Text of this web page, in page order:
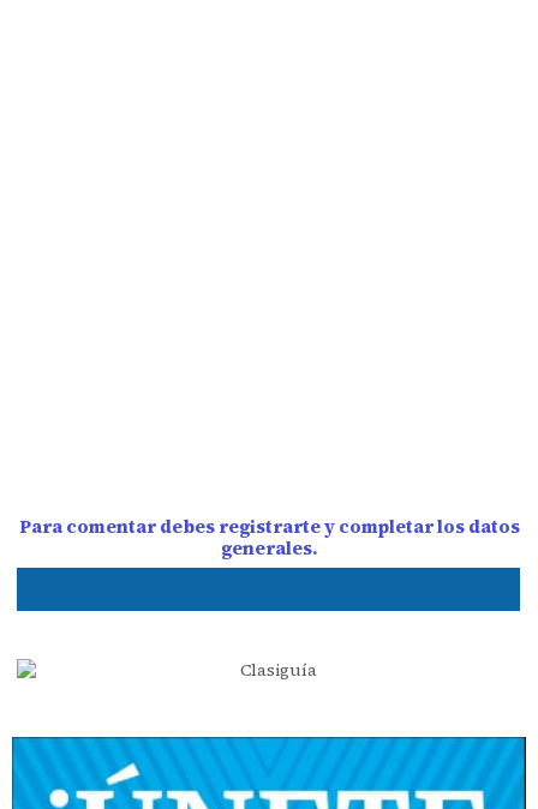
Para comentar debes registrarte y completar los datos
generales.